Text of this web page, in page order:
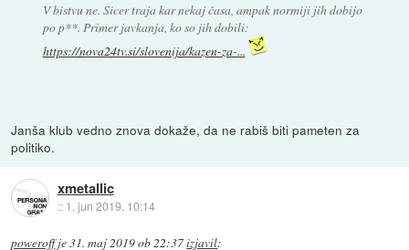
V bistvu ne. Sicer traja kar nekaj časa, ampak normiji jih dobijo
po p**. Primer javkanja, ko so jih dobili:
https://nova24tv.si/slovenija/kazen-za-...
Janša klub vedno znova dokaže, da ne rabiš biti pameten za
politiko.
xmetallic
:: 1. jun 2019, 10:14
poweroffje31. maj 2019 ob 22:37izjavil: